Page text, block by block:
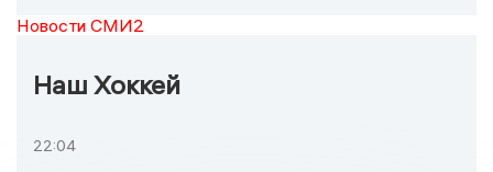
Новости СМИ2
Наш Хоккей
22:04